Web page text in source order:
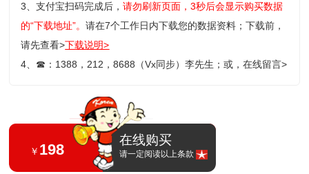
3、支付宝扫码完成后，请勿刷新页面，3秒后会显示购买数据
的“下载地址”。请在7个工作日内下载您的数据资料；下载前，
请先查看>下载说明>
4、 ☎ ：1388，212，8688（Vx同步）李先生；或，在线留言>
￥ 198
在线购买
请一定阅读以上条款